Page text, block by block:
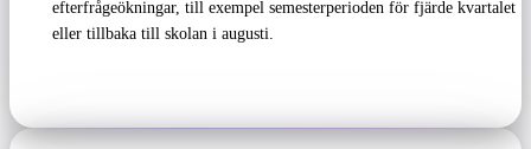
efterfrågeökningar, till exempel semesterperioden för fjärde kvartalet
eller tillbaka till skolan i augusti.